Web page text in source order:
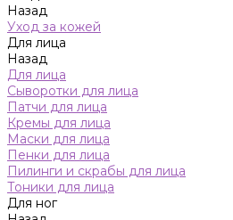
Назад
Уход за кожей
Для лица
Назад
Для лица
Сыворотки для лица
Патчи для лица
Кремы для лица
Маски для лица
Пенки для лица
Пилинги и скрабы для лица
Тоники для лица
Для ног